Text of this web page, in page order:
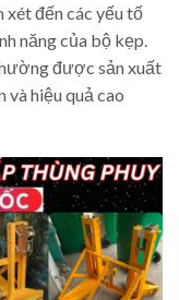
xét đến các yếu tố
năng của bộ kẹp.
được sản xuất
và hiệu quả cao